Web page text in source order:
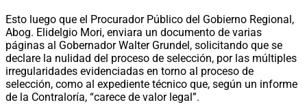
Esto luego que el Procurador Público del Gobierno Regional,
Abog. Elidelgio Mori, enviara un documento de varias
páginas al Gobernador Walter Grundel, solicitando que se
declare la nulidad del proceso de selección, por las múltiples
irregularidades evidenciadas en torno al proceso de
selección, como al expediente técnico que, según un informe
de la Contraloría, “carece de valor legal”.